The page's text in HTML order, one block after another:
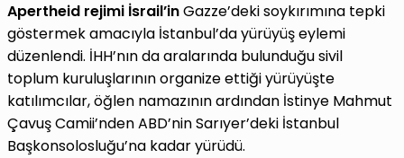
Apertheid rejimi İsrail’inGazze’deki soykırımına tepki
göstermek amacıyla İstanbul’da yürüyüş eylemi
düzenlendi. İHH’nın da aralarında bulunduğu sivil
toplum kuruluşlarının organize ettiği yürüyüşte
katılımcılar, öğlen namazının ardından İstinye Mahmut
Çavuş Camii’nden ABD’nin Sarıyer’deki İstanbul
Başkonsolosluğu’na kadar yürüdü.